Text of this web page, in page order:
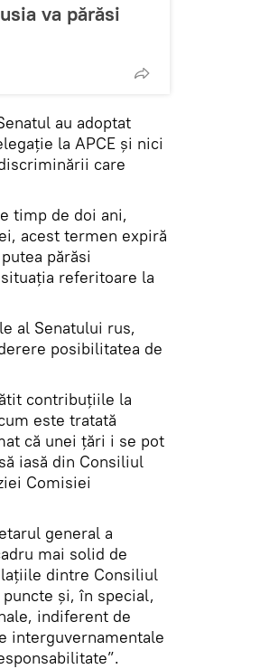
va părăsi
au adoptat
la APCE și nici
care
timp de doi ani,
acest termen expiră
părăsi
referitoare la
al Senatului rus,
posibilitatea de
contribuţiile la
este tratată
că unei ţări i se pot
iasă din Consiliul
Comisiei
general a
mai solid de
dintre Consiliul
și, în special,
indiferent de
interguvernamentale